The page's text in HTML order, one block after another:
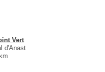
Vert
d'Anast